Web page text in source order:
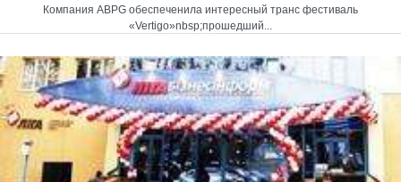
Компания ABPG обеспеченила интересный транс фестиваль
«Vertigo»nbsp;прошедший...